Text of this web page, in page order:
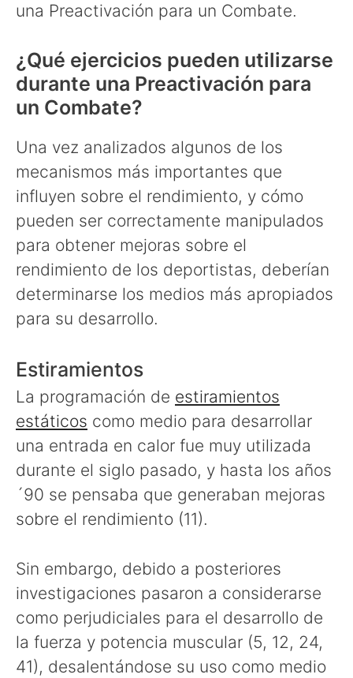
una Preactivación para un Combate.
¿Qué ejercicios pueden utilizarse
durante una Preactivación para
un Combate?
Una vez analizados algunos de los
mecanismos más importantes que
influyen sobre el rendimiento, y cómo
pueden ser correctamente manipulados
para obtener mejoras sobre el
rendimiento de los deportistas, deberían
determinarse los medios más apropiados
para su desarrollo.
Estiramientos
La programación de estiramientos
estáticos como medio para desarrollar
una entrada en calor fue muy utilizada
durante el siglo pasado, y hasta los años
´90 se pensaba que generaban mejoras
sobre el rendimiento (11).
Sin embargo, debido a posteriores
investigaciones pasaron a considerarse
como perjudiciales para el desarrollo de
la fuerza y potencia muscular (5, 12, 24,
41), desalentándose su uso como medio